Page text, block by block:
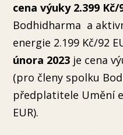
cena výuky 2.399 Kč/
Bodhidharma a
energie 2.199 Kč/92
února 2023 je cena
(pro členy spolku
předplatitele Umění
EUR).